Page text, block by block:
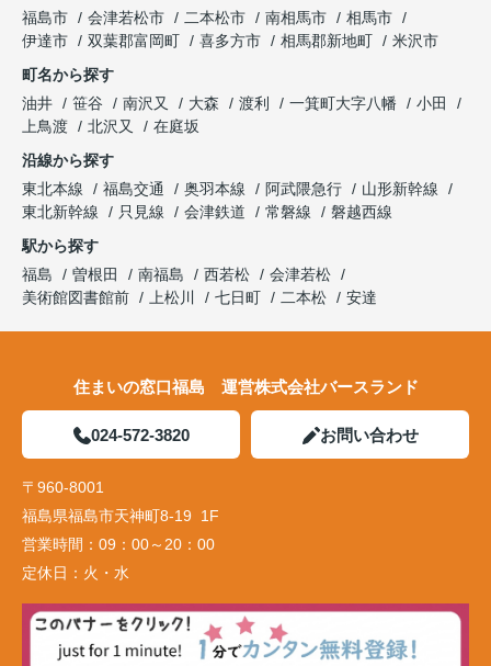
福島市
会津若松市 二本松市 南相馬市
相馬市
伊達市
双葉郡富岡町 喜多方市 相馬郡新地町
米沢市
町名から探す
油井
笹谷 南沢又 大森 渡利 一箕町大字八幡
小田
上鳥渡
北沢又
在庭坂
沿線から探す
東北本線
福島交通 奥羽本線 阿武隈急行
山形新幹線
東北新幹線
只見線 会津鉄道 常磐線
磐越西線
駅から探す
福島
曽根田 南福島 西若松
会津若松
美術館図書館前
上松川 七日町 二本松 安達
住まいの窓口福島 運営株式会社バースランド
024-572-3820 お問い合わせ
〒960-8001
福島県福島市天神町8-19 1F
営業時間： 09：00～20：00
定休日： 火・水